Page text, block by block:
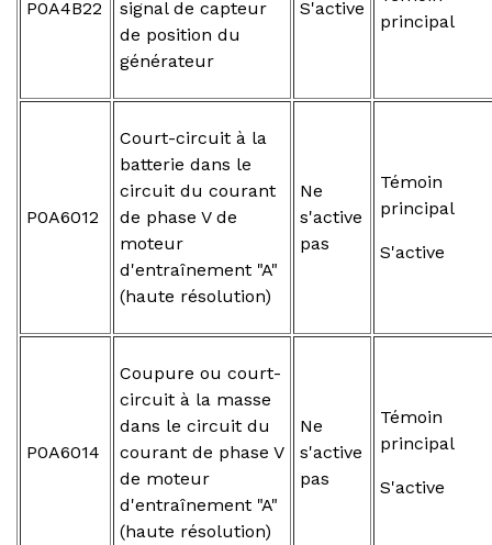
P0A4B22
signal de capteur
de position du
générateur
S'active
principal
P0A6012
Court-circuit à la
batterie dans le
circuit du courant
de phase V de
moteur
d'entraînement "A"
(haute résolution)
Ne
s'active
pas
Témoin
principal
S'active
P0A6014
Coupure ou court-
circuit à la masse
dans le circuit du
courant de phase V
de moteur
d'entraînement "A"
(haute résolution)
Ne
s'active
pas
Témoin
principal
S'active